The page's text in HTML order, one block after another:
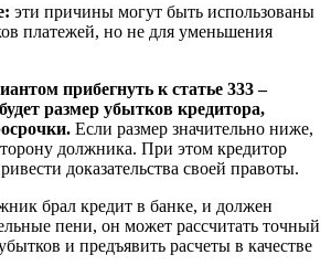
эти причины могут быть использованы
платежей, но не для уменьшения
прибегнуть к статье 333 –
размер убытков кредитора,
Если размер значительно ниже,
должника. При этом кредитор
доказательства своей правоты.
брал кредит в банке, и должен
пени, он может рассчитать точный
и предъявить расчеты в качестве